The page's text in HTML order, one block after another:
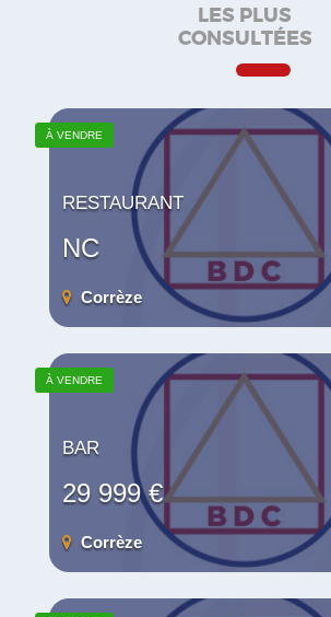
LES PLUS
CONSULTÉES
À VENDRE
RESTAURANT
NC
Corrèze
À VENDRE
BAR
29 999 €
Corrèze